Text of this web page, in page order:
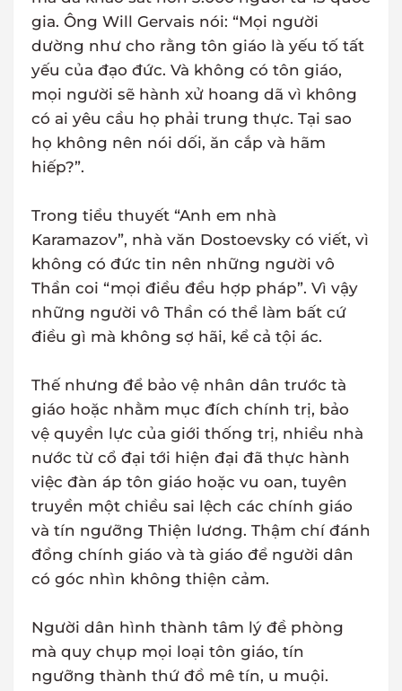
gia. Ông Will Gervais nói: “Mọi người
dường như cho rằng tôn giáo là yếu tố tất
yếu của đạo đức. Và không có tôn giáo,
mọi người sẽ hành xử hoang dã vì không
có ai yêu cầu họ phải trung thực. Tại sao
họ không nên nói dối, ăn cắp và hãm
hiếp?”.
Trong tiểu thuyết “Anh em nhà
Karamazov”, nhà văn Dostoevsky có viết, vì
không có đức tin nên những người vô
Thần coi “mọi điều đều hợp pháp”. Vì vậy
những người vô Thần có thể làm bất cứ
điều gì mà không sợ hãi, kể cả tội ác.
Thế nhưng để bảo vệ nhân dân trước tà
giáo hoặc nhằm mục đích chính trị, bảo
vệ quyền lực của giới thống trị, nhiều nhà
nước từ cổ đại tới hiện đại đã thực hành
việc đàn áp tôn giáo hoặc vu oan, tuyên
truyền một chiều sai lệch các chính giáo
và tín ngưỡng Thiện lương. Thậm chí đánh
đồng chính giáo và tà giáo để người dân
có góc nhìn không thiện cảm.
Người dân hình thành tâm lý đề phòng
mà quy chụp mọi loại tôn giáo, tín
ngưỡng thành thứ đồ mê tín, u muội.